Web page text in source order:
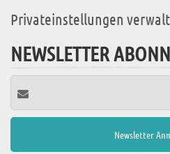
Privateinstellungen
NEWSLETTER